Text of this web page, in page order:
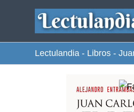
contenido
Lectulandia - Libros -